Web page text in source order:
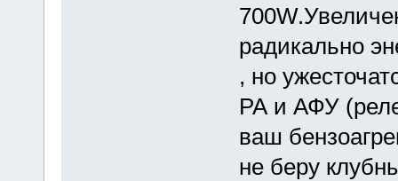
радикально
, но
РА и АФУ
ваш
не беру